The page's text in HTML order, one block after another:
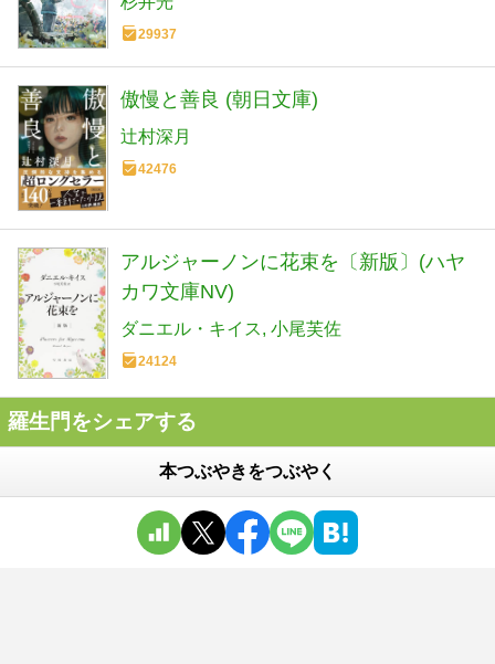
29937
傲慢と善良 (朝日文庫)
辻村深月
42476
アルジャーノンに花束を〔新版〕(ハヤ
カワ文庫NV)
ダニエル・キイス 小尾芙佐
24124
羅生門をシェアする
本つぶやきをつぶやく